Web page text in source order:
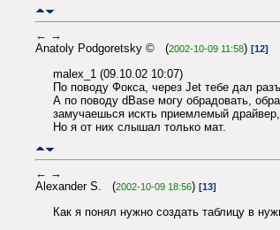
← →
Anatoly Podgoretsky © (2002-10-09 11:58) [12]
malex_1 (09.10.02 10:07)
По поводу Фокса, через Jet тебе дал
А по поводу dBase могу обрадовать,
замучаешься искть приемлемый
Но я от них слышал только мат.
← →
Alexander S. (2002-10-09 18:56) [13]
Как я понял нужно создать таблицу в